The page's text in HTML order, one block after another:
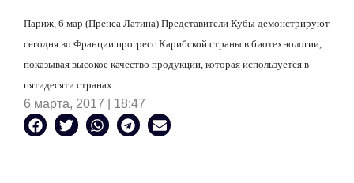
Париж, 6 мар (Пренса Латина) Представители Кубы демонстрируют
сегодня во Франции прогресс Карибской страны в биотехнологии,
показывая высокое качество продукции, которая используется в
пятидесяти странах.
6 марта, 2017 | 18:47